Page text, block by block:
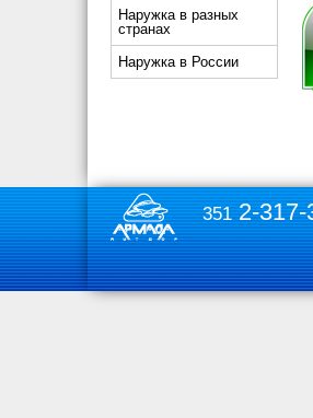
Наружка в разных
странах
Наружка в России
3512-317-